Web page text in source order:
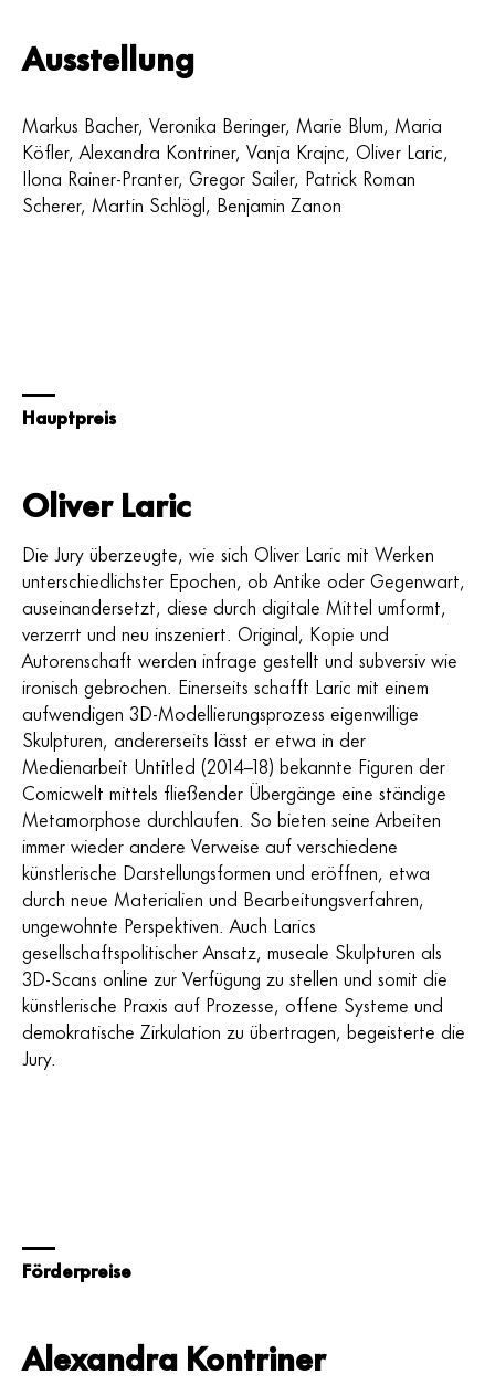
Ausstellung
Markus Bacher, Veronika Beringer, Marie Blum, Maria
Köfler, Alexandra Kontriner, Vanja Krajnc, Oliver Laric,
Ilona Rainer-Pranter, Gregor Sailer, Patrick Roman
Scherer, Martin Schlögl, Benjamin Zanon
Hauptpreis
Oliver Laric
Die Jury überzeugte, wie sich Oliver Laric mit Werken
unterschiedlichster Epochen, ob Antike oder Gegenwart,
auseinandersetzt, diese durch digitale Mittel umformt,
verzerrt und neu inszeniert. Original, Kopie und
Autorenschaft werden infrage gestellt und subversiv wie
ironisch gebrochen. Einerseits schafft Laric mit einem
aufwendigen 3D-Modellierungsprozess eigenwillige
Skulpturen, andererseits lässt er etwa in der
Medienarbeit Untitled (2014–18) bekannte Figuren der
Comicwelt mittels fließender Übergänge eine ständige
Metamorphose durchlaufen. So bieten seine Arbeiten
immer wieder andere Verweise auf verschiedene
künstlerische Darstellungsformen und eröffnen, etwa
durch neue Materialien und Bearbeitungsverfahren,
ungewohnte Perspektiven. Auch Larics
gesellschaftspolitischer Ansatz, museale Skulpturen als
3D-Scans online zur Verfügung zu stellen und somit die
künstlerische Praxis auf Prozesse, offene Systeme und
demokratische Zirkulation zu übertragen, begeisterte die
Jury.
Förderpreise
Alexandra Kontriner